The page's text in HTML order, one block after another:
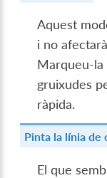
Aquest
i no
Marqueu-la
gruixudes
ràpida.
Pinta la línia de
El que